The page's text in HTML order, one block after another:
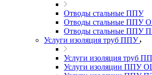
Отводы стальные ППУ
Отводы стальные ППУ
Отводы стальные ППУ
Услуги изоляция труб ППУ
Услуги изоляция труб
Услуги изоляции ППУ